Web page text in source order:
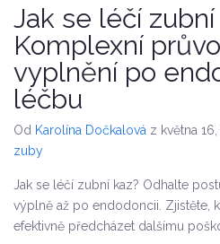
Jak se léčí zubní
Komplexní
vyplnění po
léčbu
Od Karolína Dočkalová z května
zuby
Jak se léčí zubní kaz? Odhalte
výplně až po endodoncii. Zjistěte,
efektivně předcházet dalšímu